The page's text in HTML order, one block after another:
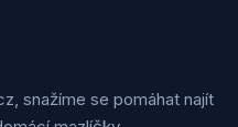
snažíme se pomáhat najít